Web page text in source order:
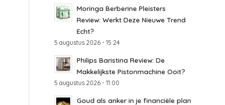
Moringa Berberine Pleisters
Review: Werkt Deze Nieuwe Trend
Echt?
5 augustus 2026 - 15:24
Philips Baristina Review: De
Makkelijkste Pistonmachine Ooit?
5 augustus 2026 - 11:00
Goud als anker in je financiële plan